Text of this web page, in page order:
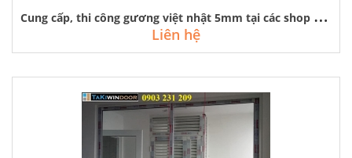
C
ung cấp, thi công gương việt nhật 5mm tại các shop thời trang hà nội
Liên hệ